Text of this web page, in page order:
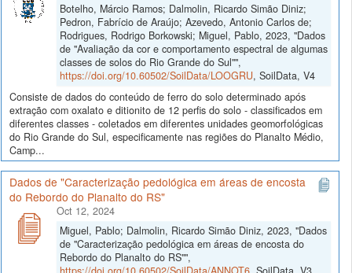
Botelho, Márcio Ramos; Dalmolin, Ricardo Simão Diniz;
Pedron, Fabrício de Araújo; Azevedo, Antonio Carlos de;
Rodrigues, Rodrigo Borkowski; Miguel, Pablo, 2023, "Dados
de "Avaliação da cor e comportamento espectral de algumas
classes de solos do Rio Grande do Sul"",
https://doi.org/10.60502/SoilData/LOOGRU, SoilData, V4
Consiste de dados do conteúdo de ferro do solo determinado após
extração com oxalato e ditionito de 12 perfis do solo - classificados em
diferentes classes - coletados em diferentes unidades geomorfológicas
do Rio Grande do Sul, especificamente nas regiões do Planalto Médio,
Camp...
Dados de "Caracterização pedológica em áreas de encosta
do Rebordo do Planalto do RS"
Oct 12, 2024
Miguel, Pablo; Dalmolin, Ricardo Simão Diniz, 2023, "Dados
de "Caracterização pedológica em áreas de encosta do
Rebordo do Planalto do RS"",